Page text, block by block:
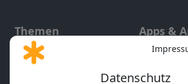
Themen
Gott und Bibel erklärt
Apps &